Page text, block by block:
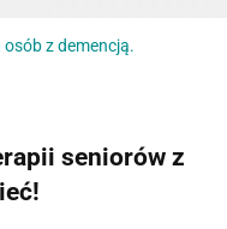
z demencją.
seniorów z